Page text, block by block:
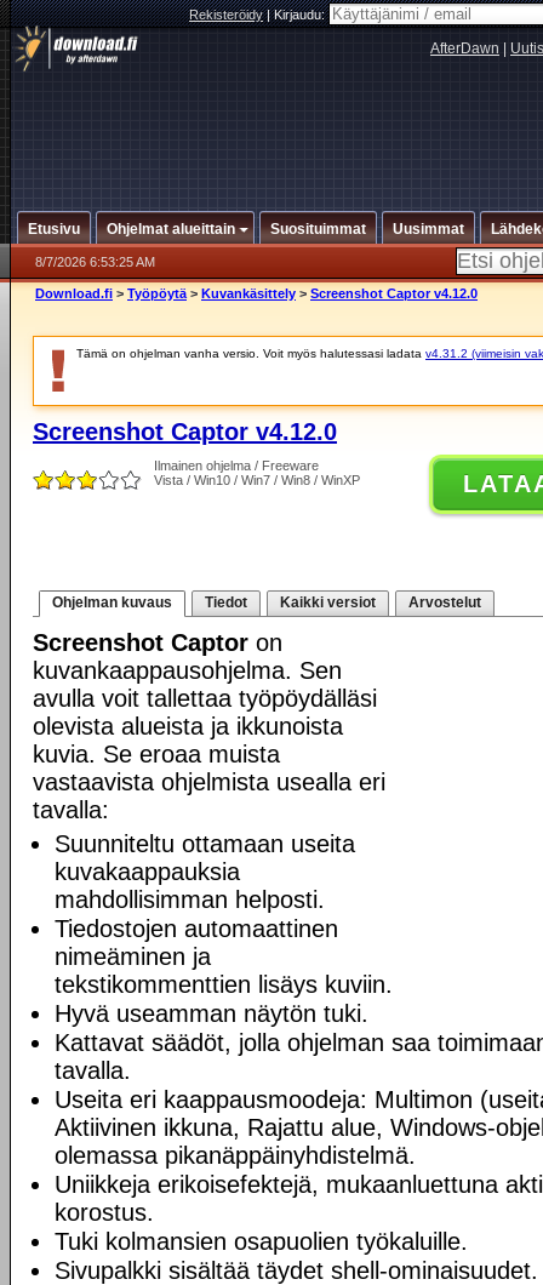
Rekisteröidy|Kirjaudu:
AfterDawn
Etusivu Ohjelmat alueittain Suosituimmat Uusimmat
8/7/2026 6:53:25 AM
Download.fi > Työpöytä > Kuvankäsittely > Screenshot Captor v4.12.0
Tämä on ohjelman vanha versio. Voit myös halutessasi ladata v4.31.2 (viimeisin
Screenshot Captor v4.12.0
Ilmainen ohjelma / Freeware
Vista / Win10 / Win7 / Win8 / WinXP
Ohjelman kuvaus Tiedot Kaikki versiot Arvostelut
Screenshot Captor on
kuvankaappausohjelma. Sen
avulla voit tallettaa työpöydälläsi
olevista alueista ja ikkunoista
kuvia. Se eroaa muista
vastaavista ohjelmista usealla eri
tavalla:
Suunniteltu ottamaan useita
kuvakaappauksia
mahdollisimman helposti.
Tiedostojen automaattinen
nimeäminen ja
tekstikommenttien lisäys kuviin.
Hyvä useamman näytön tuki.
Kattavat säädöt, jolla ohjelman saa
tavalla.
Useita eri kaappausmoodeja: Multimon
Aktiivinen ikkuna, Rajattu alue, Windows-
olemassa pikanäppäinyhdistelmä.
Uniikkeja erikoisefektejä, mukaanluettuna
korostus.
Tuki kolmansien osapuolien työkaluille.
Sivupalkki sisältää täydet shell-ominaisuudet.